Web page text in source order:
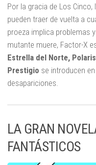
Por la gracia de Los
pueden traer de vuelta a
proeza implica problemas
mutante muere, Factor-X
Estrella del Norte,
Prestigio se introducen
desapariciones.
LA GRAN
FANTÁSTICOS